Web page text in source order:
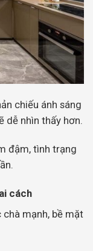
chiếu ánh sáng
dễ nhìn thấy hơn.
đậm, tình trạng
cách
chà mạnh, bề mặt